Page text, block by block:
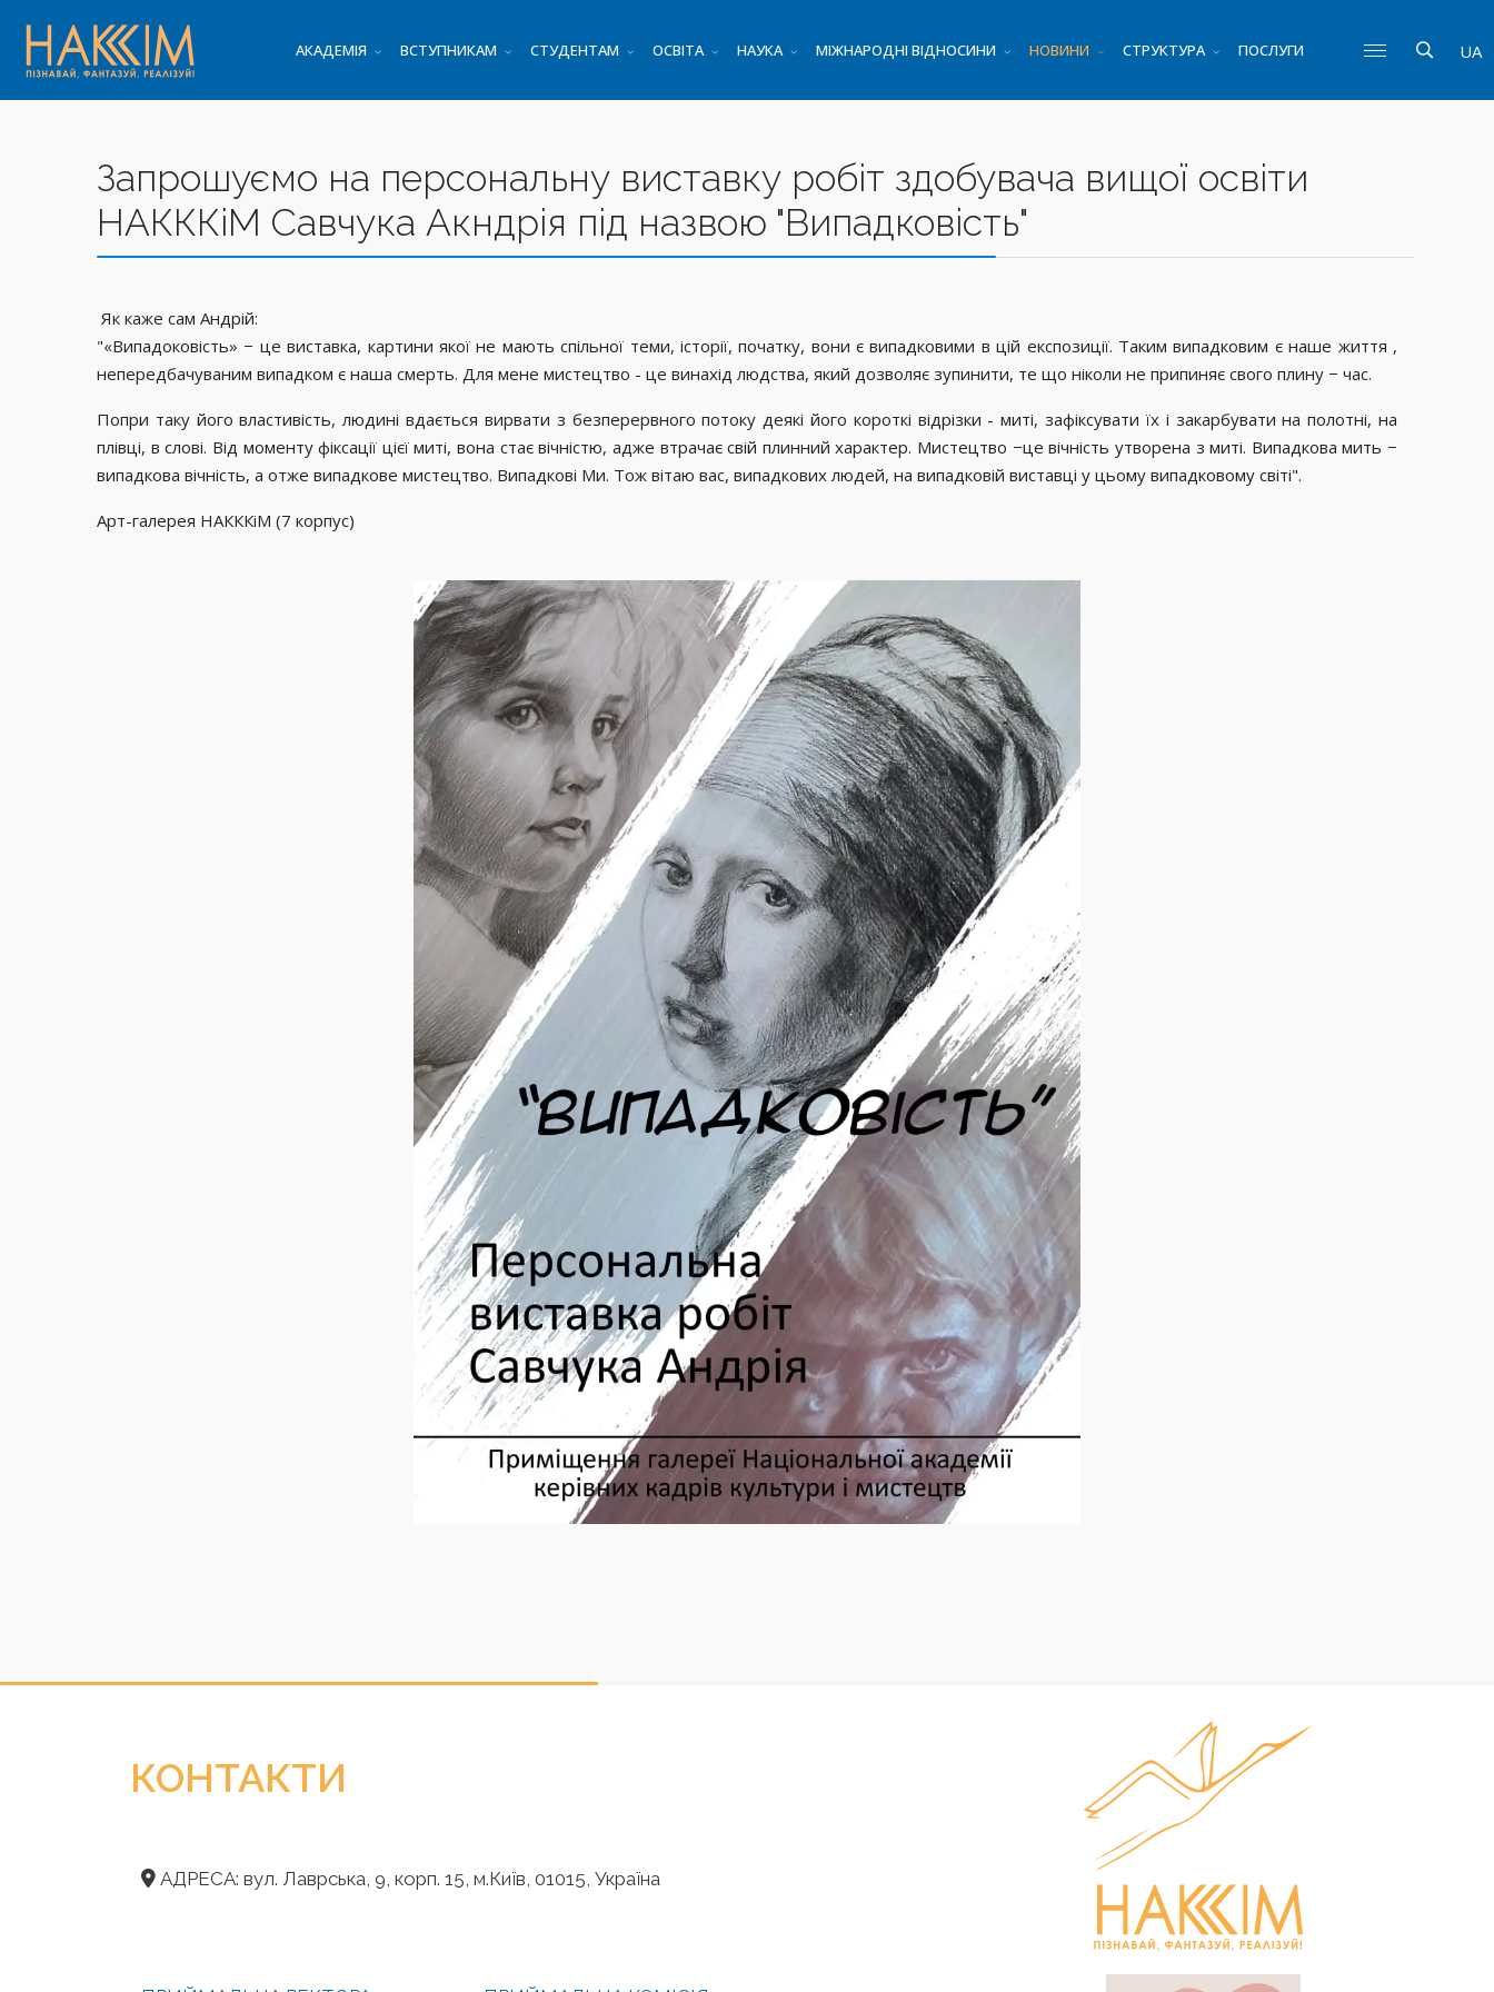
АКАДЕМІЯ ВСТУПНИКАМ СТУДЕНТАМ ОСВІТА НАУКА МІЖНАРОДНІ ВІДНОСИНИ НОВИНИ СТРУКТУРА ПОСЛУГИ UA
Запрошуємо на персональну виставку робіт здобувача вищої освіти
НАКККіМ Савчука Акндрія під назвою "Випадковість"
Як каже сам Андрій:
"«Випадоковість» − це виставка, картини якої не мають спільної теми, історії, початку, вони є випадковими в цій експозиції. Таким випадковим є наше життя ,
непередбачуваним випадком є наша смерть. Для мене мистецтво - це винахід людства, який дозволяє зупинити, те що ніколи не припиняє свого плину − час.
Попри таку його властивість, людині вдається вирвати з безперервного потоку деякі його короткі відрізки - миті, зафіксувати їх і закарбувати на полотні, на
плівці, в слові. Від моменту фіксації цієї миті, вона стає вічністю, адже втрачає свій плинний характер. Мистецтво −це вічність утворена з миті. Випадкова мить −
випадкова вічність, а отже випадкове мистецтво. Випадкові Ми. Тож вітаю вас, випадкових людей, на випадковій виставці у цьому випадковому світі".
Арт-галерея НАКККіМ (7 корпус)
КОНТАКТИ
АДРЕСА: вул. Лаврська, 9, корп. 15, м.Київ, 01015, Україна